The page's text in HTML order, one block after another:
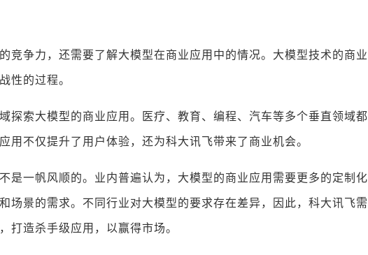
竞争力，还需要了解大模型在商业应用中的情况。大模型技术的商业
性的过程。
探索大模型的商业应用。医疗、教育、编程、汽车等多个垂直领域都
用不仅提升了用户体验，还为科大讯飞带来了商业机会。
是一帆风顺的。业内普遍认为，大模型的商业应用需要更多的定制化
场景的需求。不同行业对大模型的要求存在差异，因此，科大讯飞需
打造杀手级应用，以赢得市场。